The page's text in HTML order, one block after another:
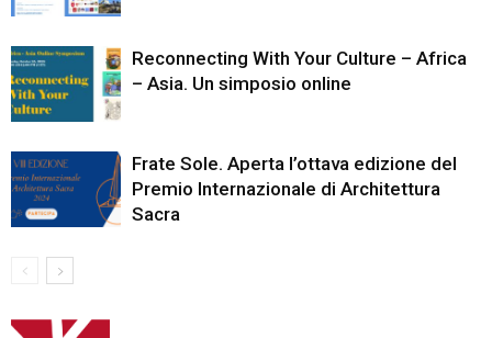
Reconnecting With Your Culture – Africa
– Asia. Un simposio online
Frate Sole. Aperta l’ottava edizione del
Premio Internazionale di Architettura
Sacra